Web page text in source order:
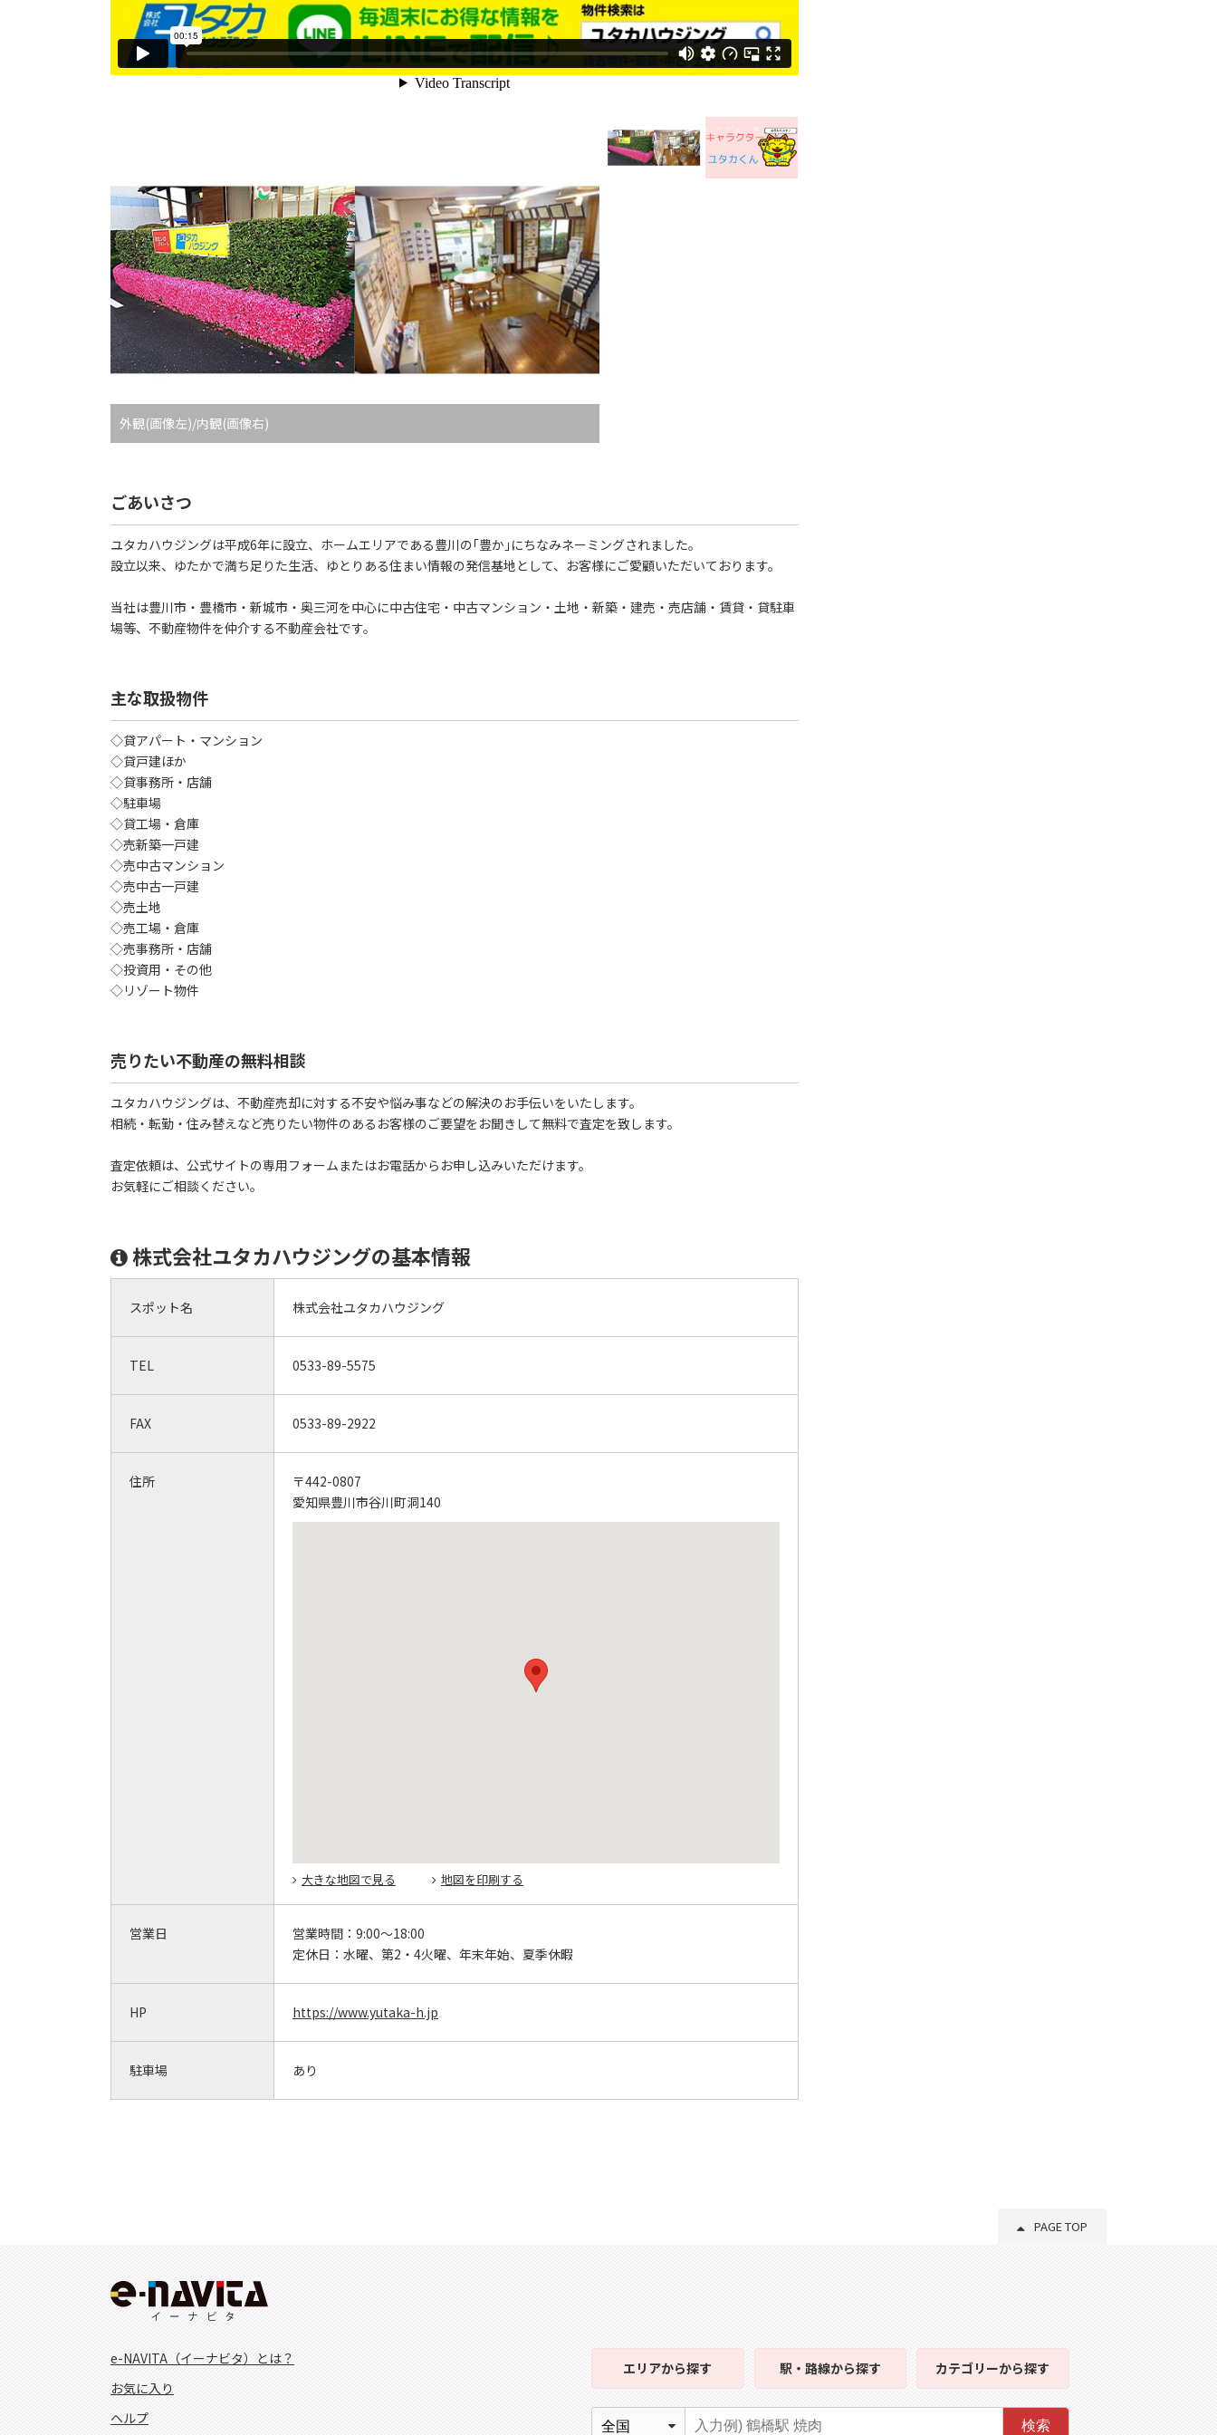
外観(画像左)/内観(画像右)
ごあいさつ
ユタカハウジングは平成6年に設立、ホームエリアである豊川の｢豊か｣にちなみネーミングされました。
設立以来、ゆたかで満ち足りた生活、ゆとりある住まい情報の発信基地として、お客様にご愛顧いただいております。
当社は豊川市・豊橋市・新城市・奥三河を中心に中古住宅・中古マンション・土地・新築・建売・売店舗・賃貸・貸駐車
場等、不動産物件を仲介する不動産会社です。
主な取扱物件
◇貸アパート・マンション
◇貸戸建ほか
◇貸事務所・店舗
◇駐車場
◇貸工場・倉庫
◇売新築一戸建
◇売中古マンション
◇売中古一戸建
◇売土地
◇売工場・倉庫
◇売事務所・店舗
◇投資用・その他
◇リゾート物件
売りたい不動産の無料相談
ユタカハウジングは、不動産売却に対する不安や悩み事などの解決のお手伝いをいたします。
相続・転勤・住み替えなど売りたい物件のあるお客様のご要望をお聞きして無料で査定を致します。
査定依頼は、公式サイトの専用フォームまたはお電話からお申し込みいただけます。
お気軽にご相談ください。
株式会社ユタカハウジングの基本情報
スポット名 株式会社ユタカハウジング
TEL 0533-89-5575
FAX 0533-89-2922
住所
〒442-0807
愛知県豊川市谷川町洞140
大きな地図で見る 地図を印刷する
営業日 営業時間： 9:00～18:00
定休日： 水曜、第2・4火曜、年末年始、夏季休暇
HP https://www.yutaka-h.jp
駐車場 あり
PAGE TOP
e-NAVITA（イーナビタ）とは？
お気に入り
ヘルプ
エリアから探す 駅・路線から探す カテゴリーから探す
検索